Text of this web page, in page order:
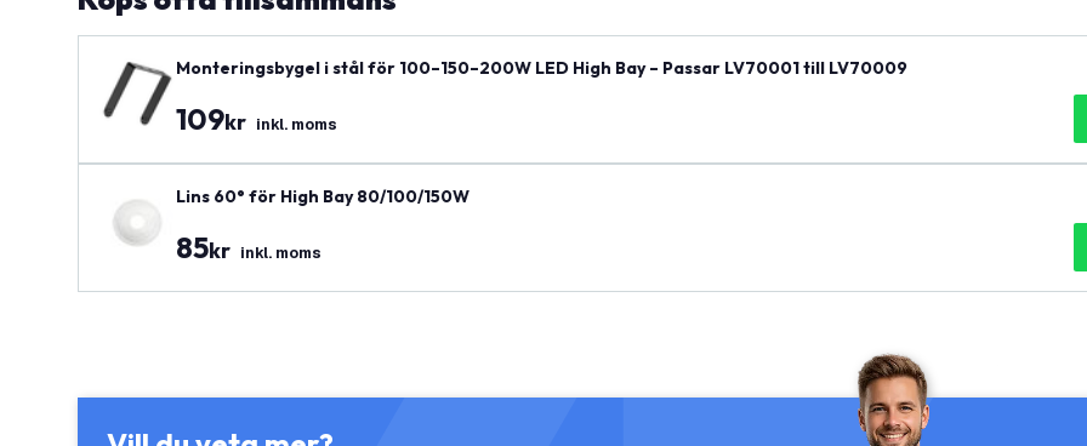
Monteringsbygel i stål för 100–150–200W LED High Bay – Passar LV70001 till LV70009
109kr inkl. moms
Lins 60° för High Bay 80/100/150W
85kr inkl. moms